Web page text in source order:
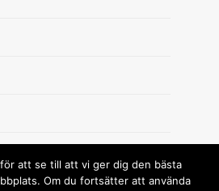
att se till att vi ger dig den bästa
Om du fortsätter att använda